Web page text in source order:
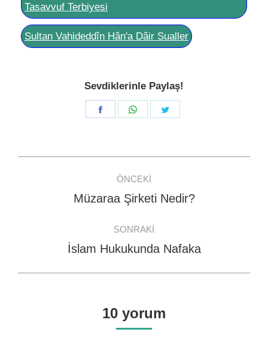
Tasavvuf Terbiyesi
Sultan Vahideddîn Hân'a Dâir Sualler
Sevdiklerinle Paylaş!
Share
Share
navigation
ÖNCEKI
Previous
Müzaraa Şirketi Nedir?
SONRAKI
Next
İslam Hukukunda Nafaka
10 yorum